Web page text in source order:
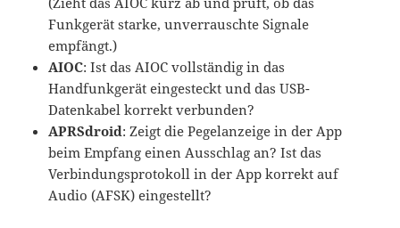
Funkgerät starke, unverrauschte Signale
empfängt.)
AIOC: Ist das AIOC vollständig in das
Handfunkgerät eingesteckt und das USB-
Datenkabel korrekt verbunden?
APRSdroid: Zeigt die Pegelanzeige in der App
beim Empfang einen Ausschlag an? Ist das
Verbindungsprotokoll in der App korrekt auf
Audio (AFSK) eingestellt?